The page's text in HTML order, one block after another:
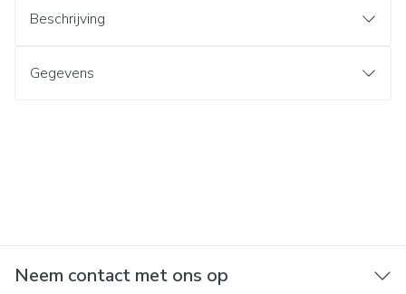
Beschrijving
Gegevens
Neem contact met ons op